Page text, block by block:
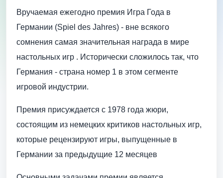
Вручаемая ежегодно премия Игра Года в
Германии (Spiel des Jahres) - вне всякого
сомнения самая значительная награда в мире
настольных игр . Исторически сложилось так, что
Германия - страна номер 1 в этом сегменте
игровой индустрии.
Премия присуждается с 1978 года жюри,
состоящим из немецких критиков настольных игр,
которые рецензируют игры, выпущенные в
Германии за предыдущие 12 месяцев